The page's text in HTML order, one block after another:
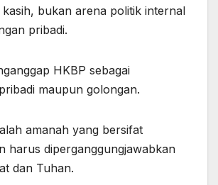
kasih, bukan arena politik internal
pribadi.
HKBP sebagai
maupun golongan.
amanah yang bersifat
harus diperganggungjawabkan
dan Tuhan.